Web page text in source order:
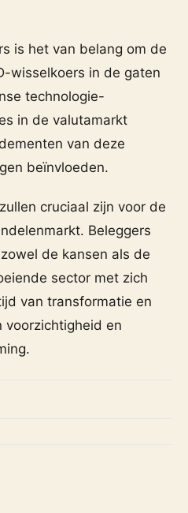
is het van belang om de
wisselkoers in de gaten
technologie-
in de valutamarkt
van deze
beïnvloeden.
cruciaal zijn voor de
Beleggers
de kansen als de
sector met zich
van transformatie en
voorzichtigheid en